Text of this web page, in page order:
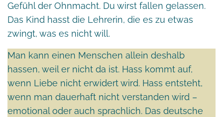
Gefühl der Ohnmacht. Du wirst fallen gelassen.
Das Kind hasst die Lehrerin, die es zu etwas
zwingt, was es nicht will.
Man kann einen Menschen allein deshalb
hassen, weil er nicht da ist. Hass kommt auf,
wenn Liebe nicht erwidert wird. Hass entsteht,
wenn man dauerhaft nicht verstanden wird –
emotional oder auch sprachlich. Das deutsche